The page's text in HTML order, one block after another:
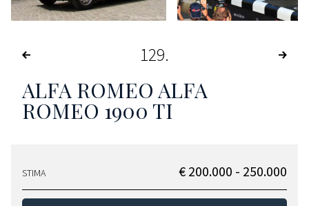
129
ALFA ROMEO ALFA
ROMEO 1900 TI
STIMA € 200.000 - 250.000